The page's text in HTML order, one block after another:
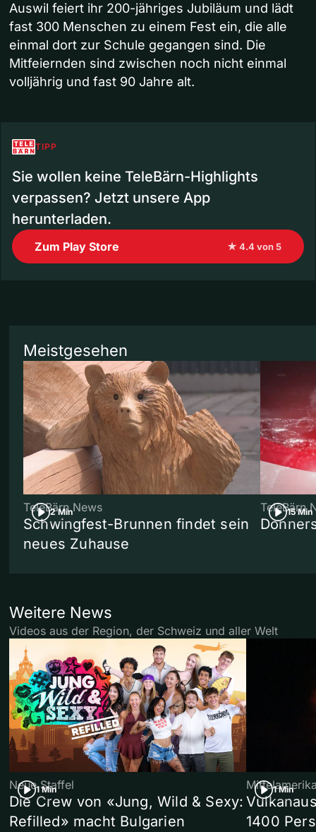
Auswil feiert ihr 200-jähriges Jubiläum und lädt
fast 300 Menschen zu einem Fest ein, die alle
einmal dort zur Schule gegangen sind. Die
Mitfeiernden sind zwischen noch nicht einmal
volljährig und fast 90 Jahre alt.
TIPP
Sie wollen keine TeleBärn-Highlights
verpassen? Jetzt unsere App
herunterladen.
Zum Play Store ★ 4.4 von 5
Meistgesehen
2 Min
TeleBärn News
Schwingfest-Brunnen findet sein
neues Zuhause
15 Min
TeleBärn
Weitere News
Videos aus der Region, der Schweiz und aller Welt
1 Min
Neue Staffel
Die Crew von «Jung, Wild & Sexy:
Refilled» macht Bulgarien
1 Min
1400